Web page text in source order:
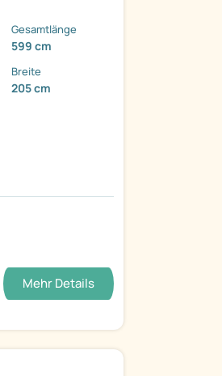
Gesamtlänge
599 cm
Breite
205 cm
Mehr Details